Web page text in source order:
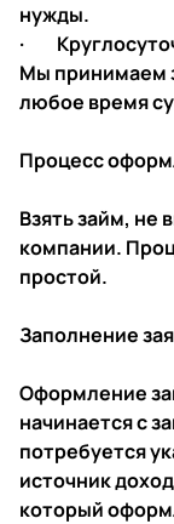
нужды.
·
Мы принимаем
любое время
Процесс
Взять займ, не
компании.
простой.
Заполнение
Оформление
начинается с
потребуется
источник
который